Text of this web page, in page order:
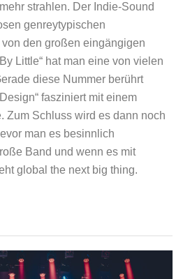
strahlen. Der Indie-Sound
genreytypischen
den großen eingängigen
Little“ hat man eine von vielen
diese Nummer berührt
fasziniert mit einem
Zum Schluss wird es dann noch
man es besinnlich
Band und wenn es mit
global the next big thing.